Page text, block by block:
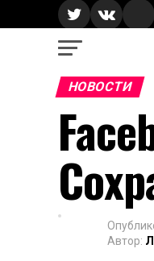
НОВОСТИ
Автор: